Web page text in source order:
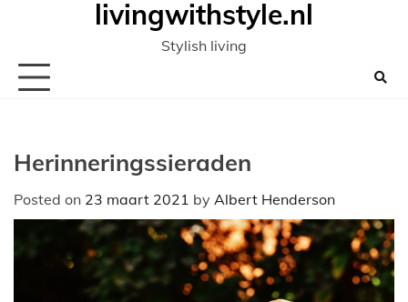
inhoud
livingwithstyle.nl
Stylish living
Herinneringssieraden
Posted on 23 maart 2021 by Albert Henderson